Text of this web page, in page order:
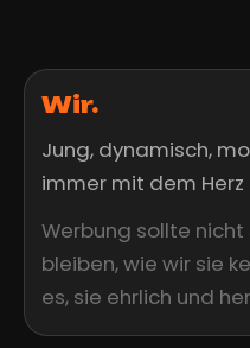
Wir.
Jung, dynamisch,
immer mit dem Herz
Werbung sollte
bleiben, wie wir sie
es, sie ehrlich und